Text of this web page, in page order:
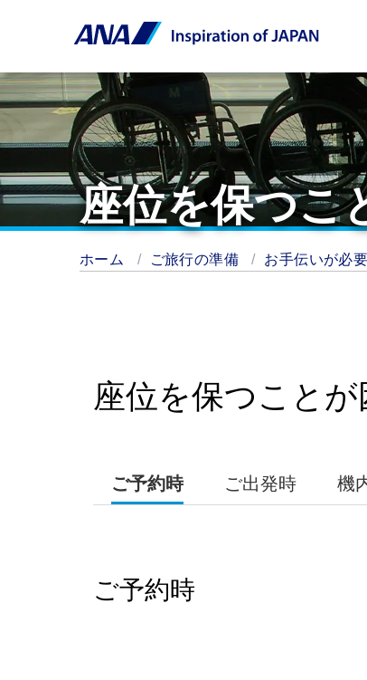
座位を保つこ
ホーム ご旅行の準備 お手伝いが必
座位を保つこと
ご予約時 ご出発時 機
ご予約時